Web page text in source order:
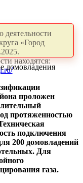
деятельности
«Город
находятся:
домовладения
проложен
протяженностью
подключения
200 домовладений
Для
газа.